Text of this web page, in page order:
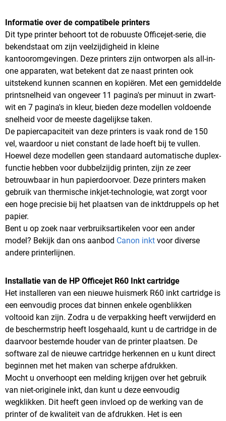
Informatie over de compatibele printers
Dit type printer behoort tot de robuuste Officejet-serie, die
bekendstaat om zijn veelzijdigheid in kleine
kantooromgevingen. Deze printers zijn ontworpen als all-in-
one apparaten, wat betekent dat ze naast printen ook
uitstekend kunnen scannen en kopiëren. Met een gemiddelde
printsnelheid van ongeveer 11 pagina's per minuut in zwart-
wit en 7 pagina's in kleur, bieden deze modellen voldoende
snelheid voor de meeste dagelijkse taken.
De papiercapaciteit van deze printers is vaak rond de 150
vel, waardoor u niet constant de lade hoeft bij te vullen.
Hoewel deze modellen geen standaard automatische duplex-
functie hebben voor dubbelzijdig printen, zijn ze zeer
betrouwbaar in hun papierdoorvoer. Deze printers maken
gebruik van thermische inkjet-technologie, wat zorgt voor
een hoge precisie bij het plaatsen van de inktdruppels op het
papier.
Bent u op zoek naar verbruiksartikelen voor een ander
model? Bekijk dan ons aanbod Canon inkt voor diverse
andere printerlijnen.
Installatie van de HP Officejet R60 Inkt cartridge
Het installeren van een nieuwe huismerk R60 inkt cartridge is
een eenvoudig proces dat binnen enkele ogenblikken
voltooid kan zijn. Zodra u de verpakking heeft verwijderd en
de beschermstrip heeft losgehaald, kunt u de cartridge in de
daarvoor bestemde houder van de printer plaatsen. De
software zal de nieuwe cartridge herkennen en u kunt direct
beginnen met het maken van scherpe afdrukken.
Mocht u onverhoopt een melding krijgen over het gebruik
van niet-originele inkt, dan kunt u deze eenvoudig
wegklikken. Dit heeft geen invloed op de werking van de
printer of de kwaliteit van de afdrukken. Het is een